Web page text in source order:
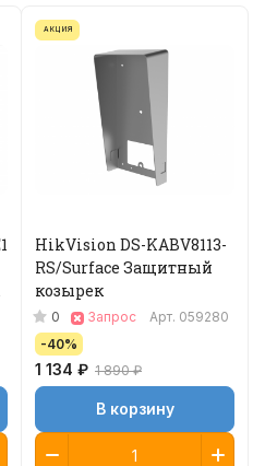
АКЦИЯ
HikVision DS-KABV8113-
RS/Surface Защитный
козырек
0 Запрос Арт. 059280
-40%
1 134 ₽ 1 890 ₽
В корзину